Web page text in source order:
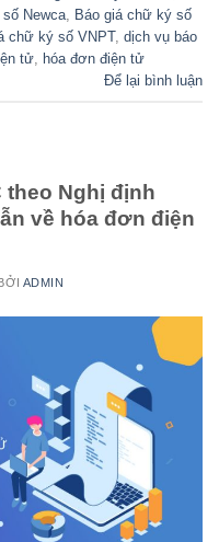
Newca, Báo giá chữ ký số
chữ ký số VNPT, dịch vụ báo
tử, hóa đơn điện tử
Để lại bình luận
theo Nghị định
về hóa đơn điện
BỞI ADMIN